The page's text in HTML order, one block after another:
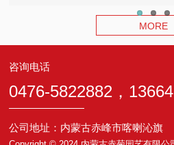
MORE
咨询电话
0476-5822882，
公司地址：内蒙古赤峰市喀喇沁旗